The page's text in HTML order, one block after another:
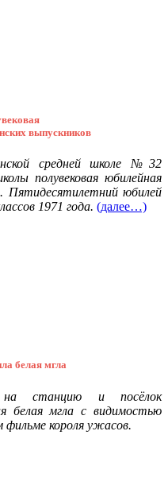
выпускников
средней школе №32
полувековая юбилейная
Пятидесятилетний юбилей
1971 года. (далее…)
белая мгла
станцию и посёлок
белая мгла с видимостью
фильме короля ужасов.